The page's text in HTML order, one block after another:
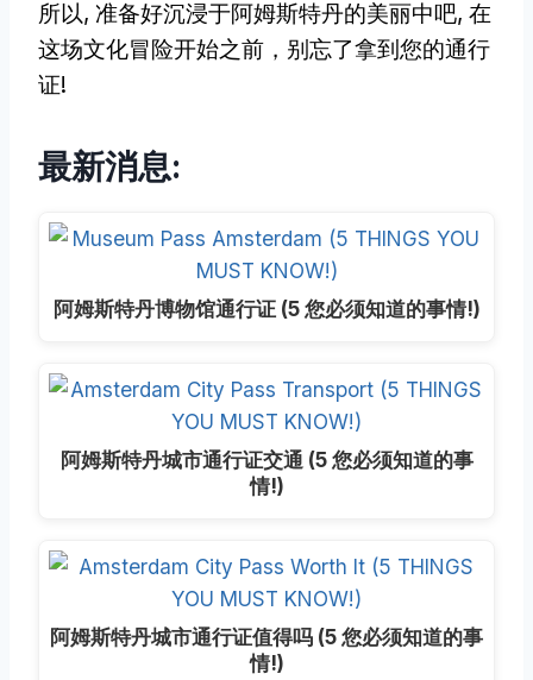
所以, 准备好沉浸于阿姆斯特丹的美丽中吧, 在
这场文化冒险开始之前，别忘了拿到您的通行
证!
最新消息:
阿姆斯特丹博物馆通行证 (5 您必须知道的事情!)
阿姆斯特丹城市通行证交通 (5 您必须知道的事
情!)
阿姆斯特丹城市通行证值得吗 (5 您必须知道的事
情!)